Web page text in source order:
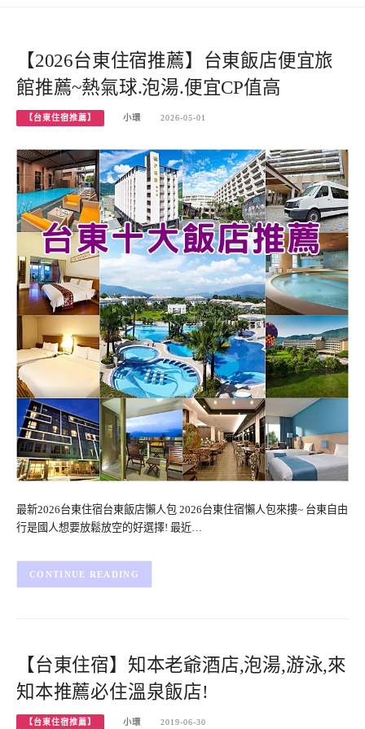
【2026台東住宿推薦】台東飯店便宜旅
館推薦~熱氣球.泡湯.便宜CP值高
【台東住宿推薦】 小環 2026-05-01
最新2026台東住宿台東飯店懶人包 2026台東住宿懶人包來摟~ 台東自由
行是國人想要放鬆放空的好選擇! 最近…
CONTINUE READING
【台東住宿】知本老爺酒店,泡湯,游泳,來
知本推薦必住溫泉飯店!
【台東住宿推薦】 小環 2019-06-30